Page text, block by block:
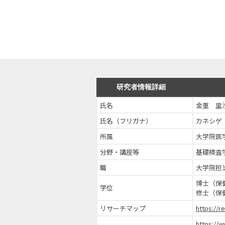
研究者情報詳細
氏名
金重 里
氏名（フリガナ）
カネシ
所属
大学院医
分野・講座等
基礎検査
職
大学院担
学位
博士（保
修士（保
リサーチマップ
https://